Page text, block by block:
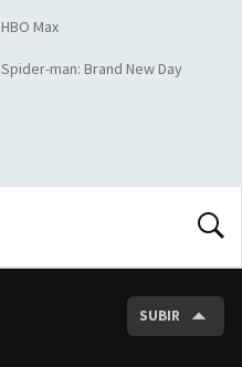
HBO Max
Spider-man: Brand New Day
SUBIR